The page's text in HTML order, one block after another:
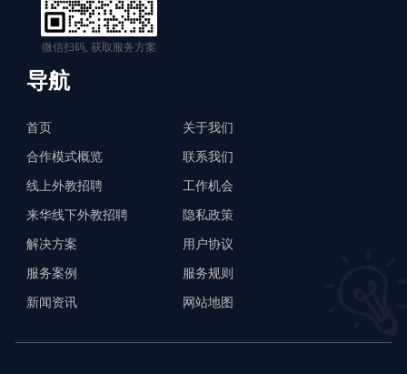
微信扫码, 获取服务方案
导航
首页
合作模式概览
线上外教招聘
来华线下外教招聘
解决方案
服务案例
新闻资讯
关于我们
联系我们
工作机会
隐私政策
用户协议
服务规则
网站地图